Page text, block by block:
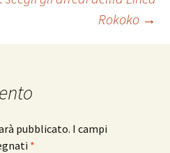
Rokoko →
pubblicato. I campi
*